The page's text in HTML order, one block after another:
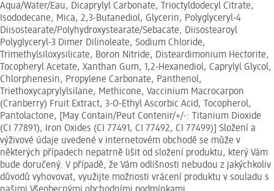
Aqua/Water/Eau, Dicaprylyl Carbonate, Trioctyldodecyl Citrate,
Isododecane, Mica, 2,3-Butanediol, Glycerin, Polyglyceryl-4
Diisostearate/Polyhydroxystearate/Sebacate, Diisostearoyl
Polyglyceryl-3 Dimer Dilinoleate, Sodium Chloride,
Trimethylsiloxysilicate, Boron Nitride, Disteardimonium Hectorite,
Tocopheryl Acetate, Xanthan Gum, 1,2-Hexanediol, Caprylyl Glycol,
Chlorphenesin, Propylene Carbonate, Panthenol,
Triethoxycaprylylsilane, Methicone, Vaccinium Macrocarpon
(Cranberry) Fruit Extract, 3-O-Ethyl Ascorbic Acid, Tocopherol,
Pantolactone, [May Contain/Peut Contenir/+/-: Titanium Dioxide
(CI 77891), Iron Oxides (CI 77491, CI 77492, CI 77499)] Složení a
výživové údaje uvedené v internetovém obchodě se může v
některých případech nepatrně lišit od složení produktu, který Vám
bude doručený. V případě, že Vám odlišnosti nebudou z jakýchkoliv
důvodů vyhovovat, využijte možnosti vrácení produktu v souladu s